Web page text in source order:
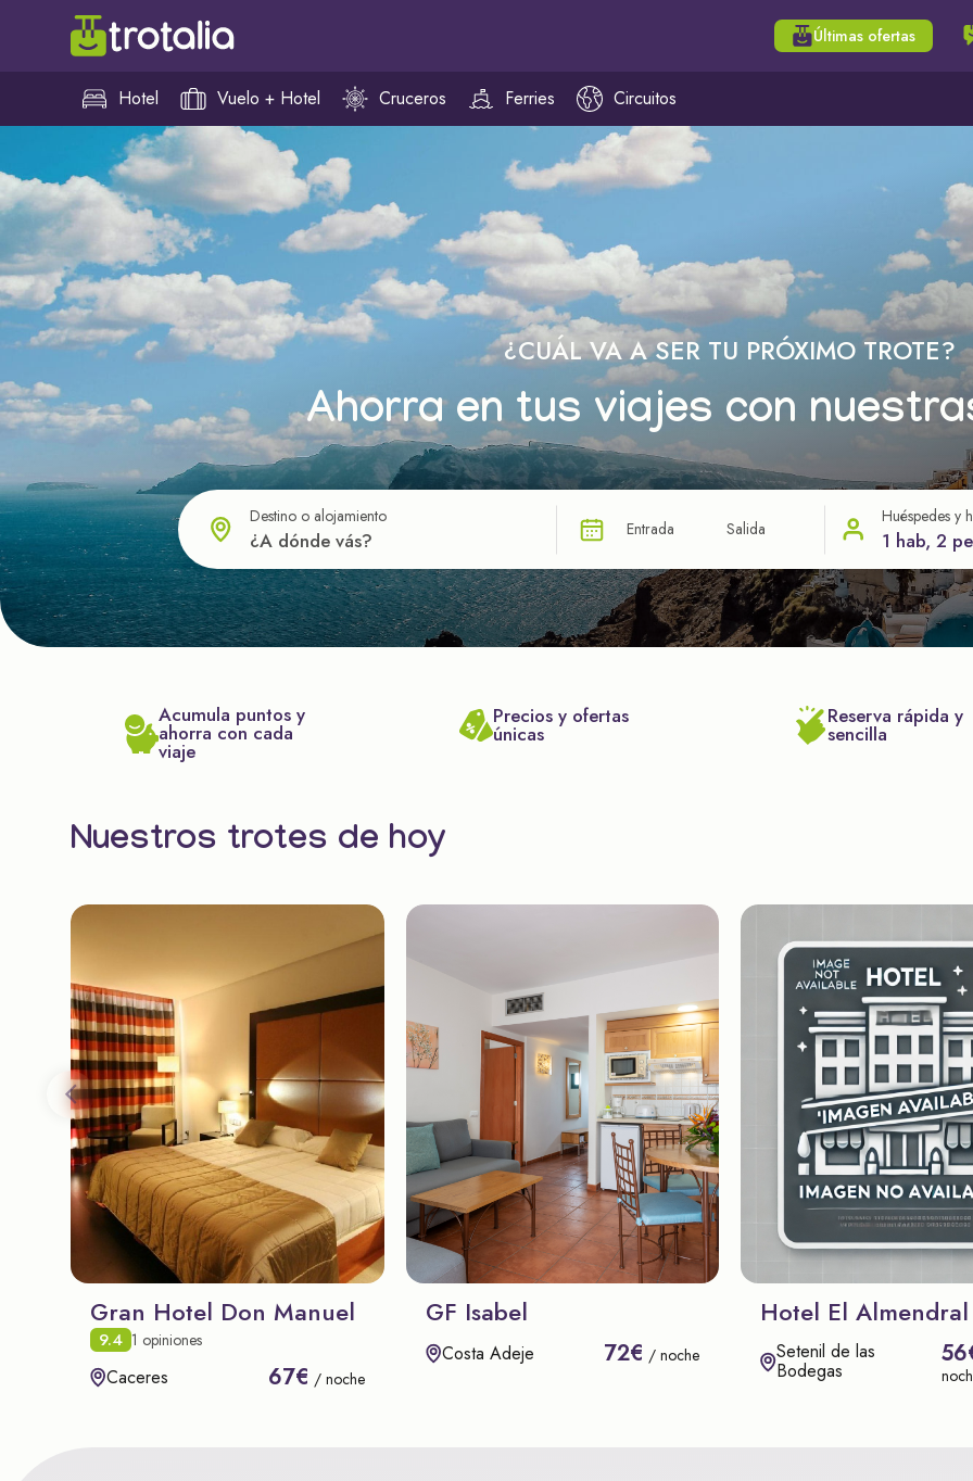
Últimas ofertas
Hotel Vuelo + Hotel Cruceros Ferries Circuitos
¿CUÁL VA A SER TU PRÓXIMO TROTE?
Ahorra en tus viajes con
Destino o alojamiento
Entrada Salida
Huéspedes y
1 hab, 2
Acumula puntos y
ahorra con cada
viaje
Precios y ofertas
únicas
Reserva rápida y
sencilla
Nuestros trotes de hoy
Gran Hotel Don Manuel
9.4 1 opiniones
Caceres 67€ / noche
GF Isabel
Costa Adeje 72€ / noche
Hotel El Almendral
Setenil de las
Bodegas